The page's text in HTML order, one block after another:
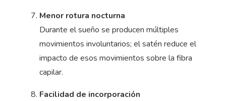
Menor rotura nocturna
Durante el sueño se producen múltiples
movimientos involuntarios; el satén reduce el
impacto de esos movimientos sobre la fibra
capilar.
Facilidad de incorporación